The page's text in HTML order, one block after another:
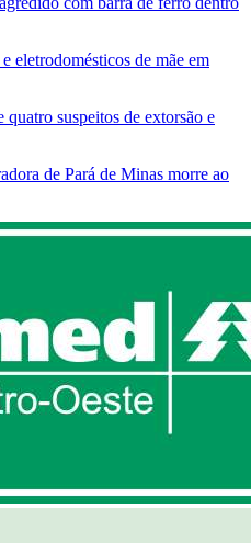
eletrodomésticos de mãe em
suspeitos de extorsão e
de Pará de Minas morre ao